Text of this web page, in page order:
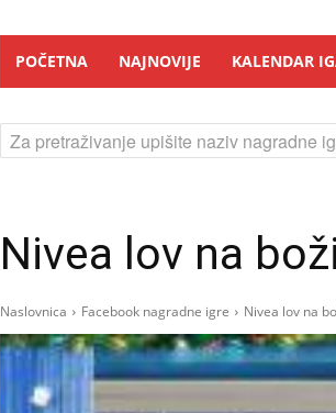
POČETNA NAJNOVIJE KALENDAR
Za pretraživanje upišite naziv nagradne
Nivea lov na
Naslovnica Facebook nagradne igre Nivea lov na